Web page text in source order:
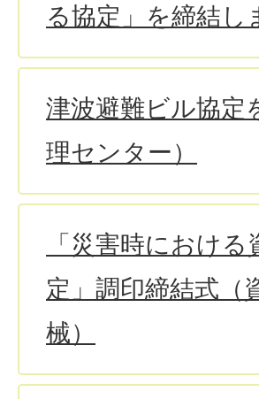
る協定」を締結し
津波避難ビル協定
理センター）
「災害時におけ
定」調印締結式（
械）